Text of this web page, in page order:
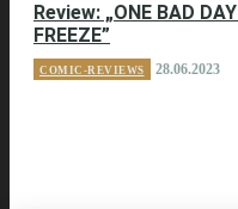
Review: „ONE BAD
FREEZE”
COMIC-REVIEWS 28.06.2023